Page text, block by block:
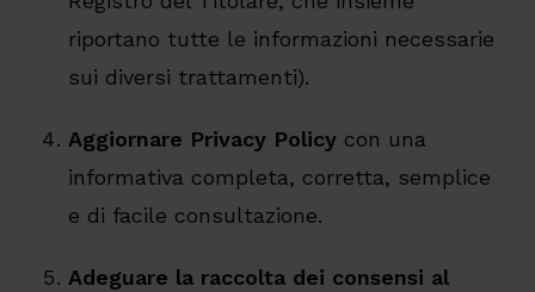
riportano tutte le informazioni necessarie
sui diversi trattamenti).
Aggiornare Privacy Policycon una
informativa completa, corretta, semplice
e di facile consultazione.
Adeguare la raccolta dei consensi al